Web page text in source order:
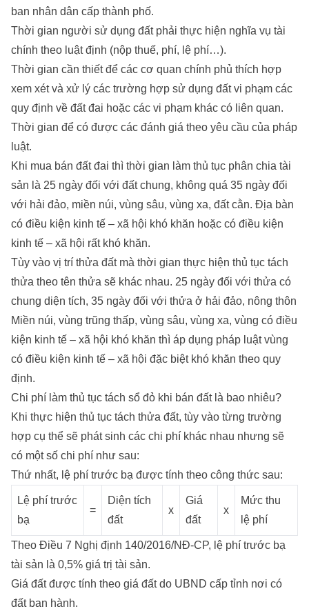
ban nhân dân cấp thành phố.
Thời gian người sử dụng đất phải thực hiện nghĩa vụ tài
chính theo luật định (nộp thuế, phí, lệ phí…).
Thời gian cần thiết để các cơ quan chính phủ thích hợp
xem xét và xử lý các trường hợp sử dụng đất vi phạm các
quy định về đất đai hoặc các vi phạm khác có liên quan.
Thời gian để có được các đánh giá theo yêu cầu của pháp
luật.
Khi mua bán đất đai thì thời gian làm thủ tục phân chia tài
sản là 25 ngày đối với đất chung, không quá 35 ngày đối
với hải đảo, miền núi, vùng sâu, vùng xa, đất cằn. Địa bàn
có điều kiện kinh tế – xã hội khó khăn hoặc có điều kiện
kinh tế – xã hội rất khó khăn.
Tùy vào vị trí thửa đất mà thời gian thực hiện thủ tục tách
thửa theo tên thửa sẽ khác nhau. 25 ngày đối với thửa có
chung diện tích, 35 ngày đối với thửa ở hải đảo, nông thôn
Miền núi, vùng trũng thấp, vùng sâu, vùng xa, vùng có điều
kiện kinh tế – xã hội khó khăn thì áp dụng pháp luật vùng
có điều kiện kinh tế – xã hội đặc biệt khó khăn theo quy
định.
Chi phí làm thủ tục tách sổ đỏ khi bán đất là bao nhiêu?
Khi thực hiện thủ tục tách thửa đất, tùy vào từng trường
hợp cụ thể sẽ phát sinh các chi phí khác nhau nhưng sẽ
có một số chi phí như sau:
Thứ nhất, lệ phí trước bạ được tính theo công thức sau:
Lệ phí trước
bạ
=
Diện tích
đất
x
Giá
đất
x
Mức thu
lệ phí
Theo Điều 7 Nghị định 140/2016/NĐ-CP, lệ phí trước bạ
tài sản là 0,5% giá trị tài sản.
Giá đất được tính theo giá đất do UBND cấp tỉnh nơi có
đất ban hành.